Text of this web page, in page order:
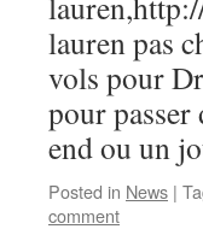
lauren pas
vols pour
pour passer
end ou un
Posted in News |
comment